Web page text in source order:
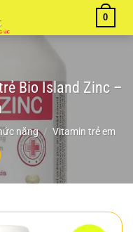
0
Bio Island Zinc –
năng / Vitamin trẻ em